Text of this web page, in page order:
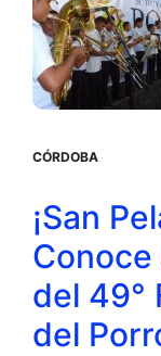
CÓRDOBA
¡San
del 49°
del